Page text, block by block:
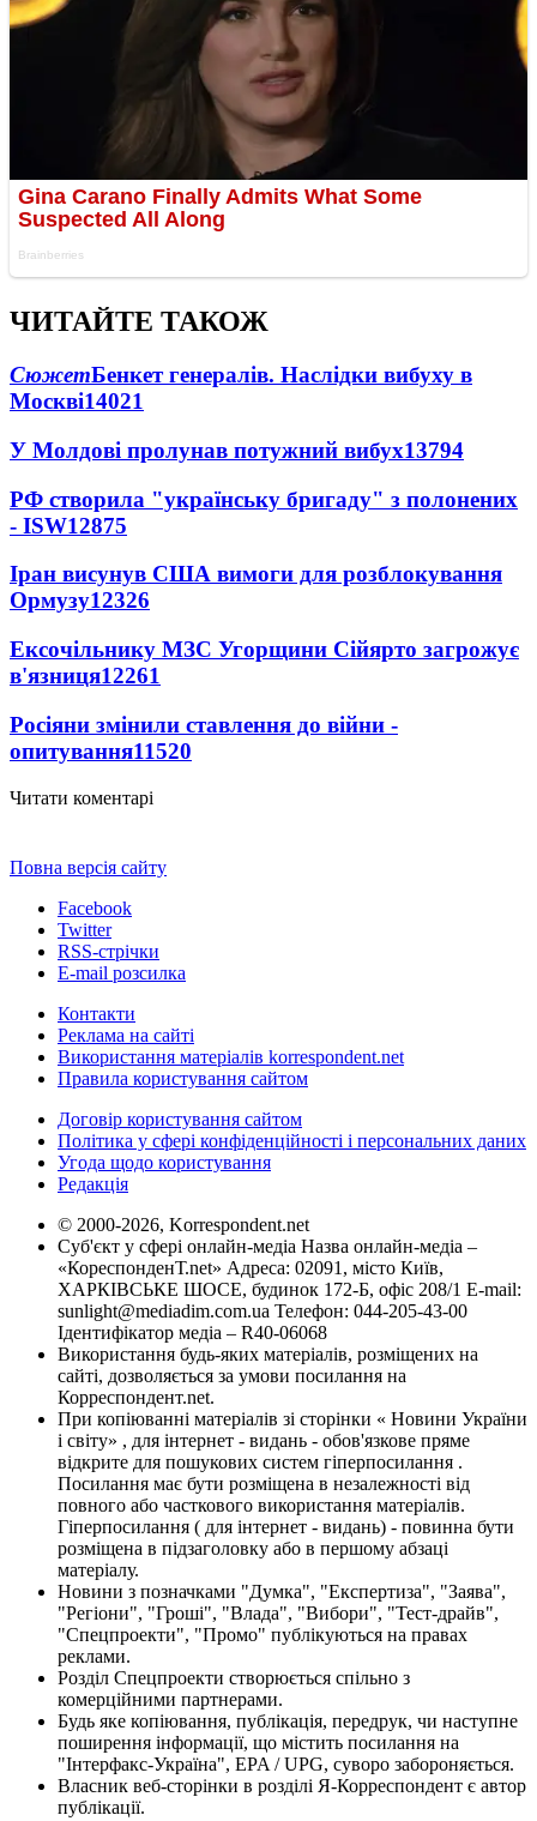
ЧИТАЙТЕ ТАКОЖ
СюжетБенкет генералів. Наслідки вибуху в
Москві14021
У Молдові пролунав потужний вибух13794
РФ створила "українську бригаду" з полонених
- ISW12875
Іран висунув США вимоги для розблокування
Ормузу12326
Ексочільнику МЗС Угорщини Сійярто загрожує
в'язниця12261
Росіяни змінили ставлення до війни -
опитування11520
Читати коментарі
Повна версія сайту
Facebook
Twitter
RSS-стрічки
E-mail розсилка
Контакти
Реклама на сайті
Використання матеріалів korrespondent.net
Правила користування сайтом
Договір користування сайтом
Політика у сфері конфіденційності і персональних даних
Угода щодо користування
Редакція
© 2000-2026, Korrespondent.net
Суб'єкт у сфері онлайн-медіа Назва онлайн-медіа –
«КореспонденТ.net» Адреса: 02091, місто Київ,
ХАРКІВСЬКЕ ШОСЕ, будинок 172-Б, офіс 208/1 E-mail:
sunlight@mediadim.com.ua Телефон: 044-205-43-00
Ідентифікатор медіа – R40-06068
Використання будь-яких матеріалів, розміщених на
сайті, дозволяється за умови посилання на
Корреспондент.net.
При копіюванні матеріалів зі сторінки « Новини України
і світу» , для інтернет - видань - обов'язкове пряме
відкрите для пошукових систем гіперпосилання .
Посилання має бути розміщена в незалежності від
повного або часткового використання матеріалів.
Гіперпосилання ( для інтернет - видань) - повинна бути
розміщена в підзаголовку або в першому абзаці
матеріалу.
Новини з позначками "Думка", "Експертиза", "Заява",
"Регіони", "Гроші", "Влада", "Вибори", "Тест-драйв",
"Спецпроекти", "Промо" публікуються на правах
реклами.
Розділ Спецпроекти створюється спільно з
комерційними партнерами.
Будь яке копіювання, публікація, передрук, чи наступне
поширення інформації, що містить посилання на
"Інтерфакс-Україна", EPA / UPG, суворо забороняється.
Власник веб-сторінки в розділі Я-Корреспондент є автор
публікації.